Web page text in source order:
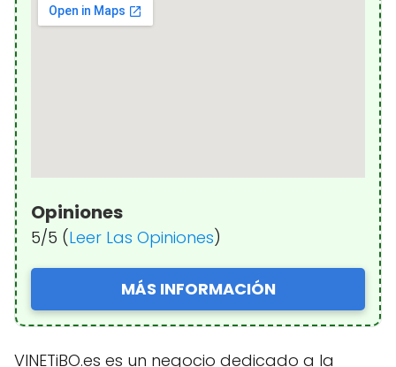
Opiniones
5/5 (Leer Las Opiniones)
MÁS INFORMACIÓN
VINETiBO.es es un negocio dedicado a la